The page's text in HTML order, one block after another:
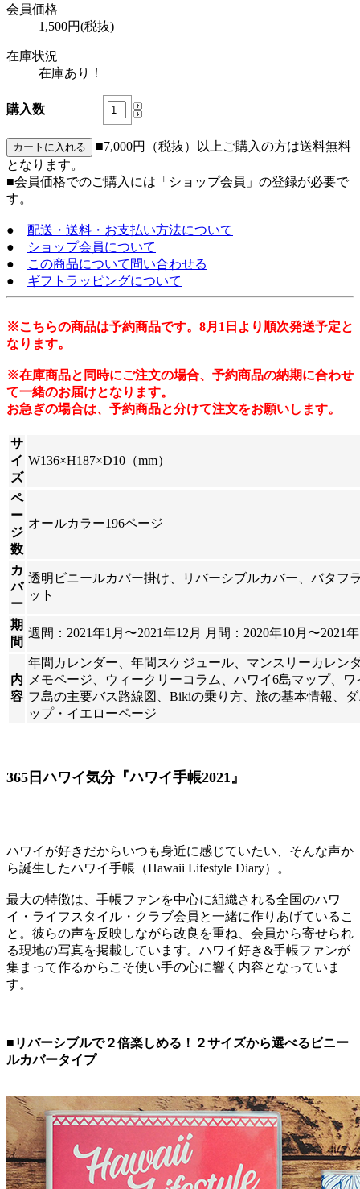
会員価格
1,500円(税抜)
在庫状況
在庫あり！
購入数
■7,000円（税抜）以上ご購入の方は送料無料
となります。
■会員価格でのご購入には「ショップ会員」の登録が必要で
す。
● 配送・送料・お支払い方法について
●
ショップ会員について
●
この商品について問い合わせる
● ギフトラッピングについて
※こちらの商品は予約商品です。8月1日より順次発送予定と
なります。
※在庫商品と同時にご注文の場合、予約商品の納期に合わせ
て一緒のお届けとなります。
お急ぎの場合は、予約商品と分けて注文をお願いします。
サ
イ
ズ
W136×H187×D10（mm）
ペ
ー
ジ
数
オールカラー196ページ
カ
バ
ー
透明ビニールカバー掛け、リバーシブルカバー、バタフ
ット
期
間
週間：2021年1月〜2021年12月 月間：2020年10月〜2021
内
容
年間カレンダー、年間スケジュール、マンスリーカレン
メモページ、ウィークリーコラム、ハワイ6島マップ、
フ島の主要バス路線図、Bikiの乗り方、旅の基本情報、
ップ・イエローページ
365日ハワイ気分『ハワイ手帳2021』
ハワイが好きだからいつも身近に感じていたい、そんな声か
ら誕生したハワイ手帳（Hawaii Lifestyle Diary）。
最大の特徴は、手帳ファンを中心に組織される全国のハワ
イ・ライフスタイル・クラブ会員と一緒に作りあげているこ
と。彼らの声を反映しながら改良を重ね、会員から寄せられ
る現地の写真を掲載しています。ハワイ好き&手帳ファンが
集まって作るからこそ使い手の心に響く内容となっていま
す。
■リバーシブルで２倍楽しめる！２サイズから選べるビニー
ルカバータイプ